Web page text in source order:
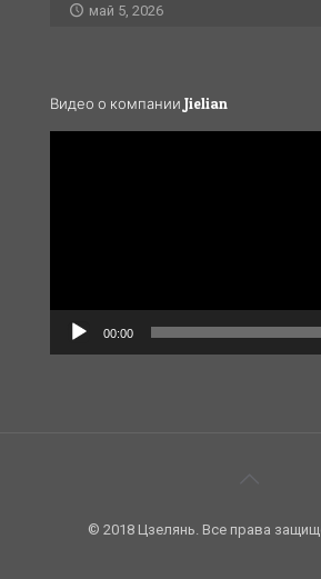
май 5, 2026
Видео о компании Jielian
00:00
© 2018 Цзелянь. Все права